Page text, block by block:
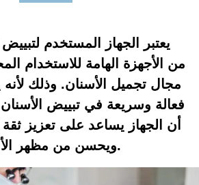
يعتبر الجهاز المستخدم لتبييض
مجال تجميل الأسنان. وذلك لأنه
فعالة وسريعة في تبييض
أن الجهاز يساعد على تعزيز ثقة
ويحسن من مظهر الأسنان.